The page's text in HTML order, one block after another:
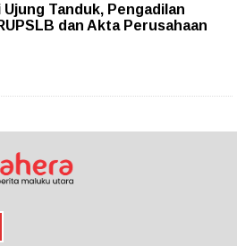
Ujung Tanduk, Pengadilan
dan Akta Perusahaan